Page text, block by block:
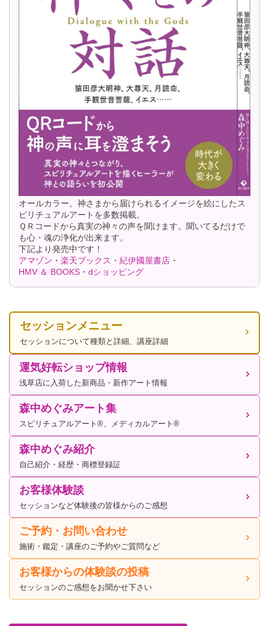
オールカラー。神さまから届けられるイメージを絵にしたス
ピリチュアルアートを多数掲載。
ＱＲコードから真実の神々の声を聞けます。聞いてるだけで
も心・魂の浄化が出来ます。
下記より発売中です！
アマゾン ・ 楽天ブックス ・ 紀伊國屋書店 ・
HMV ＆ BOOKS ・ dショッピング
セッションメニュー
セッションについて種類と詳細、講座詳細
運気好転ショップ情報
浅草店に入荷した新商品・新作アート情報
森中めぐみアート集
スピリチュアルアート®、メディカルアート®
森中めぐみ紹介
自己紹介・経歴・商標登録証
お客様体験談
セッションなど体験後の皆様からのご感想
ご予約・お問い合わせ
施術・鑑定・講座のご予約やご質問など
お客様からの体験談の投稿
セッションのご感想をお聞かせ下さい